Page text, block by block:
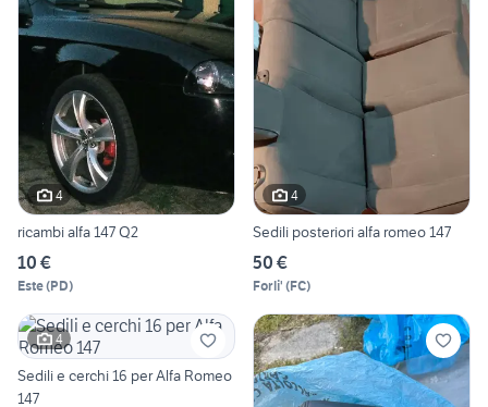
4
ricambi alfa 147 Q2
10 €
Este(PD)
4
Sedili posteriori alfa romeo 147
50 €
Forli' (FC)
4
Sedili e cerchi 16 per Alfa Romeo
147